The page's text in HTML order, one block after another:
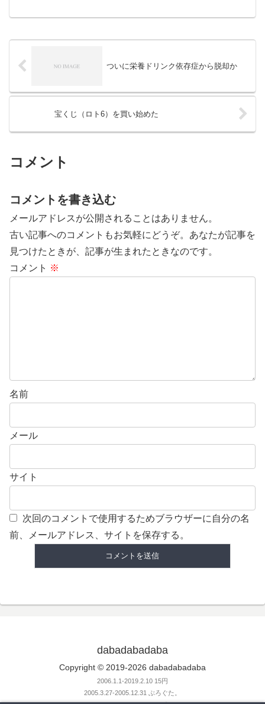
ついに栄養ドリンク依存症から脱却か
宝くじ（ロト6）を買い始めた
コメント
コメントを書き込む
メールアドレスが公開されることはありません。
古い記事へのコメントもお気軽にどうぞ。あなたが記事を
見つけたときが、記事が生まれたときなのです。
コメント ※
名前
メール
サイト
次回のコメントで使用するためブラウザーに自分の名
前、メールアドレス、サイトを保存する。
dabadabadaba
Copyright © 2019-2026 dabadabadaba
2006.1.1-2019.2.10 15円
2005.3.27-2005.12.31 ぶろぐた。